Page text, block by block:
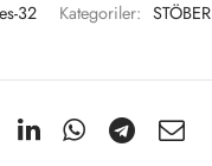
32 Kategoriler: STÖBER